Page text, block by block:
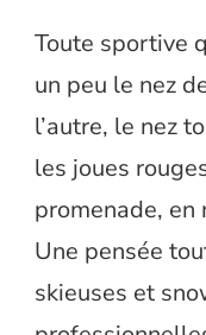
Toute sportive
un peu le nez
l’autre, le nez
les joues
promenade, en
Une pensée
skieuses et